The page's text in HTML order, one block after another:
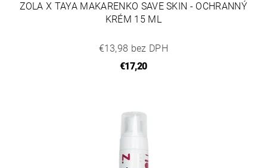
ZOLA X TAYA MAKARENKO SAVE SKIN - OCHRANNÝ
KRÉM 15 ML
€13,98 bez DPH
€17,20